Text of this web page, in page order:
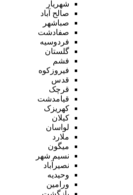
شهریار
صالح آباد
صباشهر
صفادشت
فردوسیه
گلستان
فشم
فیروزکوه
قدس
قرچک
قیامدشت
کهریزک
کیلان
لواسان
ملارد
میگون
نسیم شهر
نصیرآباد
وحیدیه
ورامین